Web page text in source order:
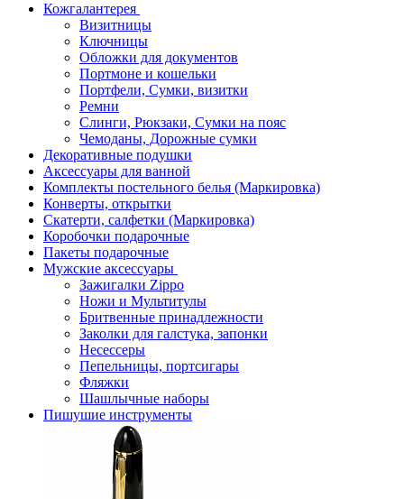
Кожгалантерея
Визитницы
Ключницы
Обложки для документов
Портмоне и кошельки
Портфели, Сумки, визитки
Ремни
Слинги, Рюкзаки, Сумки на пояс
Чемоданы, Дорожные сумки
Декоративные подушки
Аксессуары для ванной
Комплекты постельного белья (Маркировка)
Конверты, открытки
Скатерти, салфетки (Маркировка)
Коробочки подарочные
Пакеты подарочные
Мужские аксессуары
Зажигалки Zippo
Ножи и Мультитулы
Бритвенные принадлежности
Заколки для галстука, запонки
Несессеры
Пепельницы, портсигары
Фляжки
Шашлычные наборы
Пишушие инструменты